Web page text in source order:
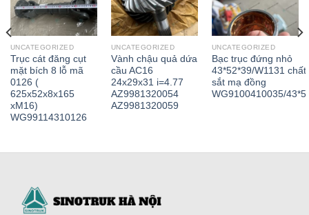
UNCATEGORIZED
Trục cát đăng cụt
mặt bích 8 lỗ mã
0126 (
625x52x8x165
xM16)
WG99114310126
UNCATEGORIZED
Vành chậu quả dứa
cầu AC16
24x29x31 i=4.77
AZ9981320054
AZ9981320059
UNCATEGORIZED
Bạc trục đứng nhỏ
43*52*39/W1131 chất
sắt mạ đồng
WG9100410035/